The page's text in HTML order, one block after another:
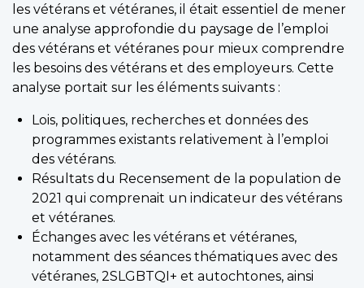
les vétérans et vétéranes, il était essentiel de mener
une analyse approfondie du paysage de l’emploi
des vétérans et vétéranes pour mieux comprendre
les besoins des vétérans et des employeurs. Cette
analyse portait sur les éléments suivants :
Lois, politiques, recherches et données des
programmes existants relativement à l’emploi
des vétérans.
Résultats du Recensement de la population de
2021 qui comprenait un indicateur des vétérans
et vétéranes.
Échanges avec les vétérans et vétéranes,
notamment des séances thématiques avec des
vétéranes, 2SLGBTQI+ et autochtones, ainsi